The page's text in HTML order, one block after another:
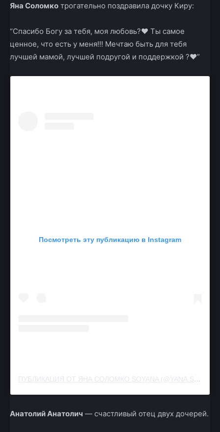
Яна Соломко трогательно поздравила дочку Киру:
“Спасибо Богу за тебя, моя любовь?❤️ Ты самое
ценное, что есть у меня!!! Мечтаю быть для тебя
лучшей мамой, лучшей подругой и поддержкой ?❤️”
Посмотреть эту публикацию в Instagram
ПУБЛИКАЦИЯ ОТ ЯНА СОЛОМКО SOYANA (@YANA.SOLO)
Анатолий Анатолич — счастливый отец двух дочерей.